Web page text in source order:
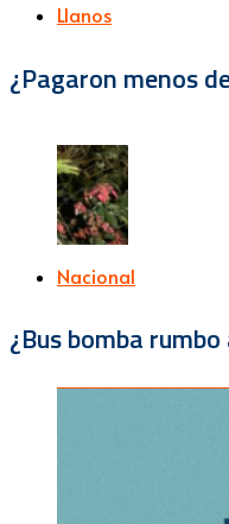
Llanos
¿Pagaron menos
Nacional
¿Bus bomba